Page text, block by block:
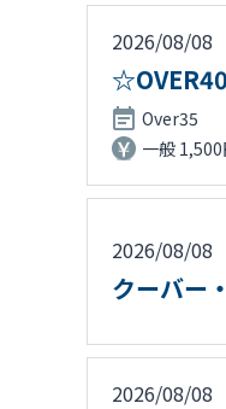
2026/08/08
Over35
一般
2026/08/08
クーバー
2026/08/08